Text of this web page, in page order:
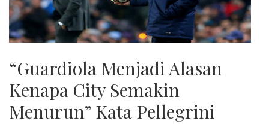
“Guardiola Menjadi Alasan
Kenapa City Semakin
Menurun” Kata Pellegrini